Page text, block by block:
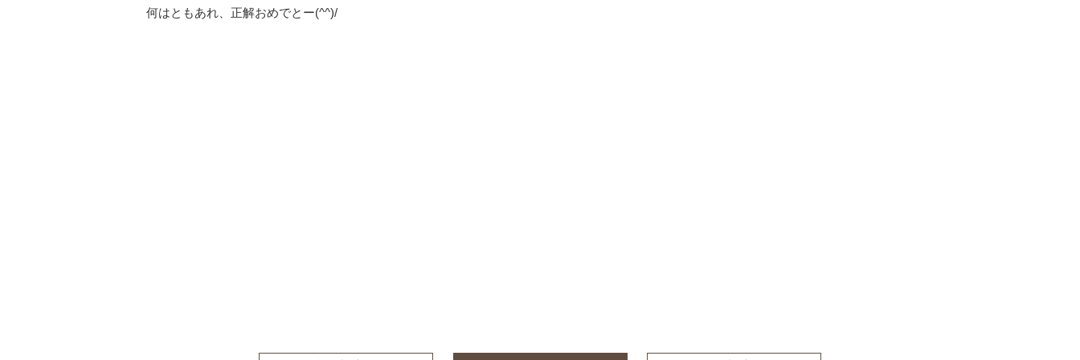
何はともあれ、正解おめでとー(^^)/